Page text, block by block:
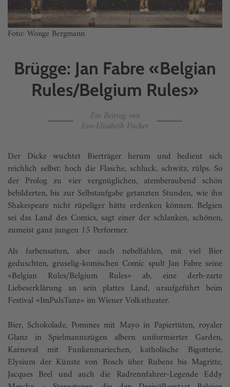
Foto: Wonge Bergmann
Brügge: Jan Fabre «Belgian
Rules/Belgium Rules»
Ein Beitrag von
Eva-Elisabeth Fischer
Der Dicke wuchtet Bierträger herum und bedient sich
reichlich selbst: hoch die Flasche, schluck, schwitz, rülps. So
der Prolog zu vier vergnüglichen, atemberaubend schön
bebilderten, bis zur Selbstaufgabe getanzten Stunden, wie ihn
Shakespeare nicht rüpeliger hätte erdenken können. Belgien
sei das Land des Comics, sagt einer der schlanken, schönen,
zumeist ganz jungen 15 Performer.
Als farbensatten, aber auch nebelfahlen, mit viel Bier
geduschten, gruselig-komischen Comic spult Jan Fabre seine
«Belgian Rules/Belgium Rules» ab, eine derb-zarte
Liebeserklärung an sein plattes Land, uraufgeführt beim
Festival «ImPulsTanz» im Wiener Volkstheater.
Bier, Schokolade, Pommes mit Mayo in Papiertüten, royaler
Glanz in Spielmannszügen albern uniformierter Garden,
Karneval mit Funkenmariechen, katholische Bigotterie,
Elysium der Künste von Bosch über Rubens bis Magritte,
Jacques Brel und auch die Radrennfahrer-Legende Eddy